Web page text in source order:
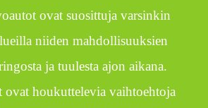
ovat suosittuja varsinkin
niiden mahdollisuuksien
ja tuulesta ajon aikana.
ovat houkuttelevia vaihtoehtoja